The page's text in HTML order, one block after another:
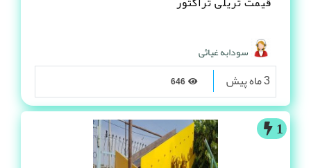
ماشین آلات صنعتی
قیمت تریلی تراکتور
سودابه غیاثی
646